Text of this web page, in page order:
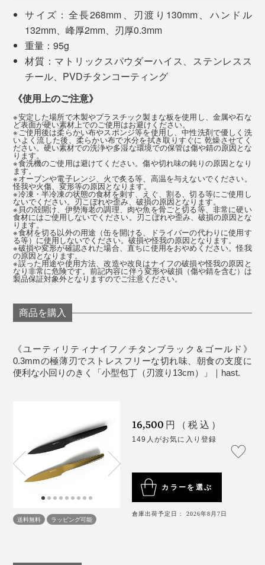
に寝かせるように当て、刃元から刃先まで擦れるよう手
前に3〜10回程度（切れ味に合わせて調整）、両面を同
じ回数やさしく引くだけでOK。わずか10秒もかからな
い間に、驚くほど切れ味が蘇るので、メンテナンスもと
ても楽なのです。
写真は「コンプリートセット／チタンブラック
その結果、世界トップクラスの英国独立研究機関
『CATRA社』による試験では、世界最高評価基準であ
る［Excellent］を、切れ味は50％超え、耐久性は117％
超えという、驚くべき記録を残しました。
（※テストレファレンス番号：No.SRG/989853A：切れ味性能150/110,刃
先耐久性1171/550）
ュなブラック、クリーンな印象のシルバー、揃えたくな
る3色のカラーリングも魅力的です。
の“瞑想”のような時間が過ごせるとも言われています。
刻んだ完成物が目に見えるから、大きな達成感も得られ
て、ストレス解消にもいいのだとか。
写真は「シェフズナイフ／チタンブラック」
ウガを千切りにして大量の薬味ストックをつくったり、
根菜類を千切りにしたりと、刻むことを密かな発散法に
細切れになっていく様子を眺めるのも大好物（笑）。
ッシュッシュッとナイフの刃を滑らせるだけで、瞬く間
に切れ味が戻るという手軽さ。
サイズ：全長268mm、刃渡り130mm、ハンドル
132mm、峰厚2mm、刃厚0.3mm
重量：95g
材質：マトリックスパウダーハイス、ステンレスス
チール、PVDチタンコーティング
《使用上のご注意》
※安定した場所で木製やプラスチック製まな板を使用し、金属や石な
ど表面が硬い素材上でのご使用はお避けください。
※ご使用後は柔らかい布やスポンジ等を使用し、中性洗剤で優しく洗
いよく流した後、柔らかい布で水分を拭き取りすぐに 乾燥させてく
ださい。硬い素材での洗浄や多湿な環境での保管は傷や錆の原因とな
ります。
※食洗機のご使用は避けてください。傷や切れ味の鈍りの原因となり
ます。
※オーブンや電子レンジ、火で炙る等、高温を与えないでください。
怪我や火傷、変形等の原因となります。
※冷凍・半冷凍の状態の食材を刺す、えぐ、割る、切る等にご使用し
ないでください。刃こぼれや歪み、破損の原因となります。
※貝の殻開け、伊勢海老の調理、肉や魚を骨ごと切る等、非常に硬い
食材にはご使用しないでください。刃こぼれや歪み、破損の原因とな
ります。
※食材を切る以外の用途（缶を開ける、ドライバーの代わりに使用す
る等）に使用しないでください。破損や怪我の原因となります。
※破損や変形が確認された場合、直ちに使用をおやめください。怪我
の原因となります。
※誤った用途や使用方法、改造や改良はナイフの破損や怪我の原因と
なり非常に危険です。前記内容に伴う変形や破損（傷や錆を含む）は
製品保証対象外となりますのでご注意ください。
商品を購入
《ユーティリティナイフ／チタンブラック＆ゴールド》
0.3mmの極薄刃でストレスフリーな切れ味、朝食の支度に
便利な小回りのきく「小型包丁（刃渡り13cm）」｜hast.
送料無料 ラッピング可能
16,500 円（税込）
149人がお気に入り登録
カラーを選ぶ
倉庫出荷予定日： 2026年8月7日